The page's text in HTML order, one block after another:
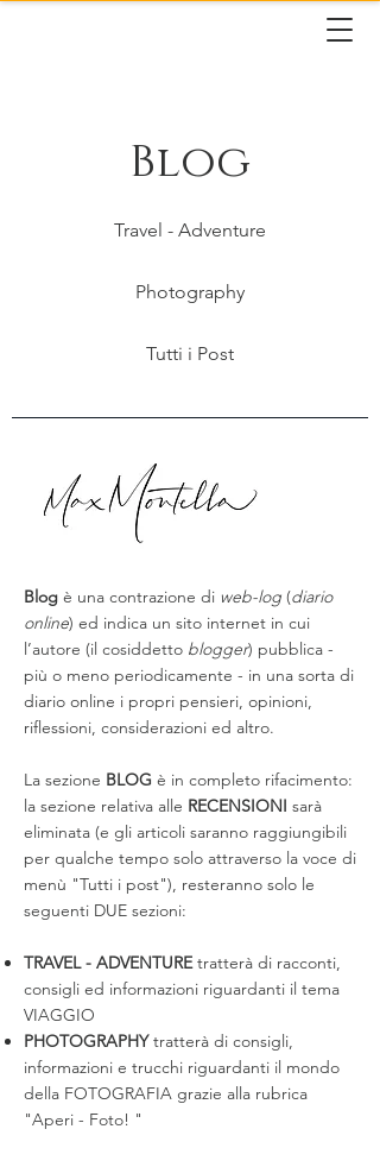
Blog
Travel - Adventure
Photography
Tutti i Post
Blog è una contrazione di web-log (diario
online) ed indica un sito internet in cui
l’autore (il cosiddetto blogger) pubblica -
più o meno periodicamente - in una sorta di
diario online i propri pensieri, opinioni,
riflessioni, considerazioni ed altro.
La sezione BLOG è in completo rifacimento:
la sezione relativa alle RECENSIONI sarà
eliminata (e gli articoli saranno raggiungibili
per qualche tempo solo attraverso la voce di
menù "Tutti i post"), resteranno solo le
seguenti DUE sezioni:
TRAVEL - ADVENTUREtratterà di racconti,
consigli ed informazioni riguardanti il tema
VIAGGIO
PHOTOGRAPHYtratterà di consigli,
informazioni e trucchi riguardanti il mondo
della FOTOGRAFIA grazie alla rubrica
"Aperi - Foto! "